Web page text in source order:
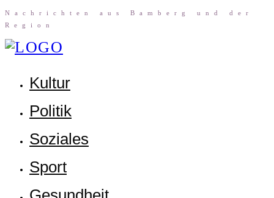
Nach­rich­ten aus Bam­berg und der
Region
Kul­tur
Poli­tik
Sozia­les
Sport